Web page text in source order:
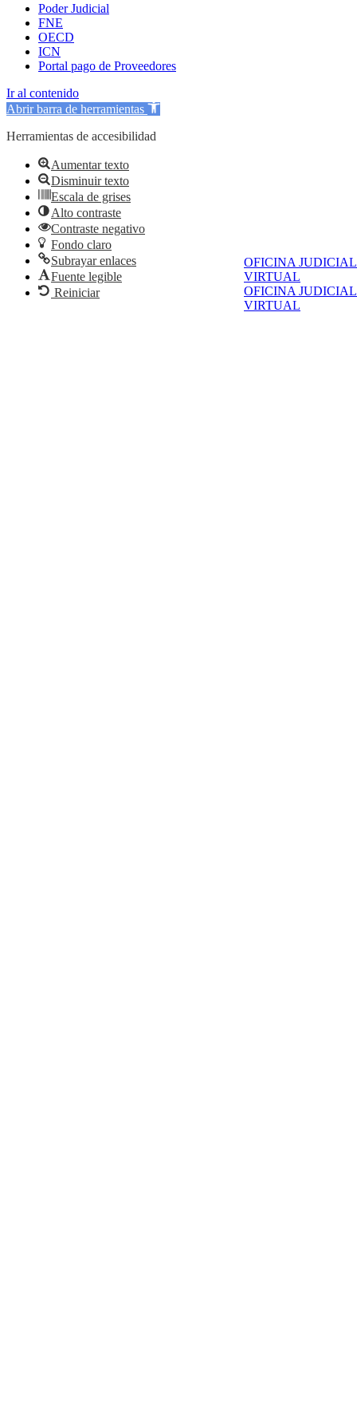
OFICINA JUDICIAL
VIRTUAL
OFICINA JUDICIAL
VIRTUAL
Poder Judicial
FNE
OECD
ICN
Portal pago de Proveedores
Ir al contenido
Abrir barra de herramientas
Herramientas de accesibilidad
Aumentar texto
Disminuir texto
Escala de grises
Alto contraste
Contraste negativo
Fondo claro
Subrayar enlaces
Fuente legible
Reiniciar